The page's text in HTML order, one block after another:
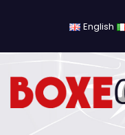
English